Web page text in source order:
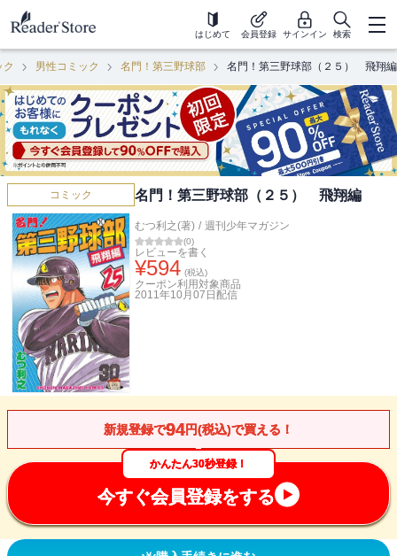
はじめて 会員登録 サインイン 検索
ク 男性コミック 名門！第三野球部 名門！第三野球部（２５） 飛翔編
コミック 名門！第三野球部（２５） 飛翔編
むつ利之(著) / 週刊少年マガジン
(0)
レビューを書く
¥594 (税込)
クーポン利用対象商品
2011年10月07日 配信
新規登録で94円(税込)で買える！
かんたん30秒登録！
今すぐ会員登録をする